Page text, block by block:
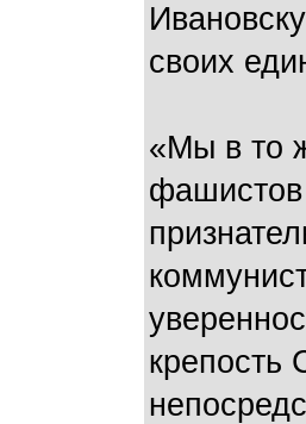
своих
«Мы в то
крепость